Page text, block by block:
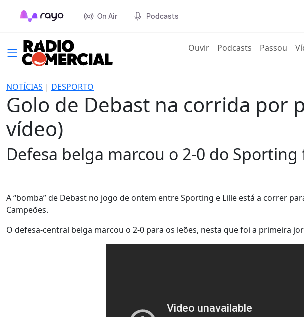
On Air Podcasts
Ouvir(current)
Podcasts Passou
NOTÍCIAS | DESPORTO
Golo de Debast na corrida por
vídeo)
Defesa belga marcou o 2-0 do
A “bomba” de Debast no jogo de ontem entre Sporting e Lille está a correr
Campeões.
O defesa-central belga marcou o 2-0 para os leões, nesta que foi a primeira